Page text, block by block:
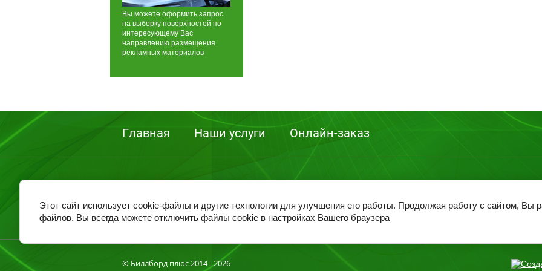
Вы можете оформить запрос
на выборку поверхностей по
интересующему Вас
направлению размещения
рекламных материалов
Главная Наши услуги Онлайн-заказ
© Биллборд плюс 2014 - 2026
Этот сайт использует cookie-файлы и другие технологии для улучшения его работы. Продолжая работу с сайтом, Вы
файлов. Вы всегда можете отключить файлы cookie в настройках Вашего браузера